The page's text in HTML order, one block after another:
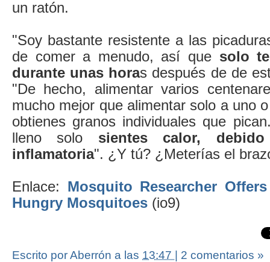
un ratón.
"Soy bastante resistente a las
de comer a menudo, así que solo
durante unas horas después de de
"De hecho, alimentar varios
mucho mejor que alimentar solo a uno
obtienes granos individuales que
lleno solo sientes calor,
inflamatoria". ¿Y tú? ¿Meterías el
Enlace: Mosquito Researcher
Hungry Mosquitoes (io9)
Escrito por Aberrón a las 13:47 | 2 comentarios »